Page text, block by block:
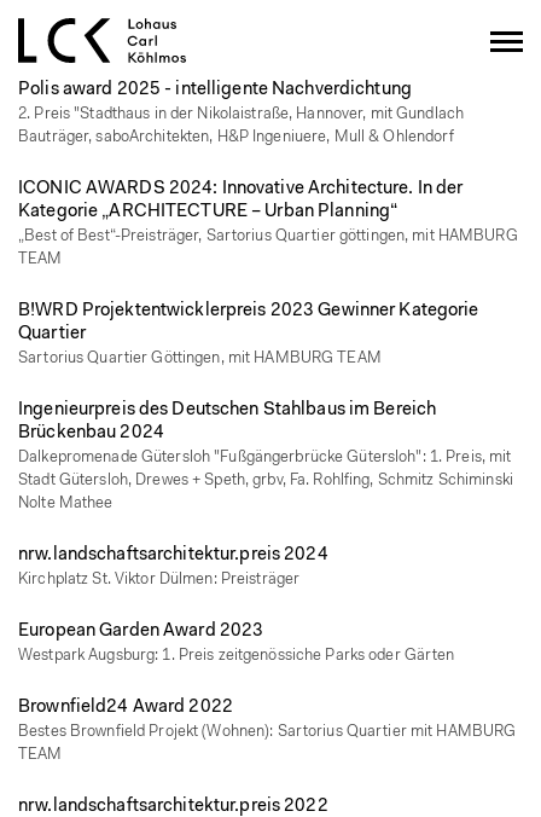
Polis award 2025 - intelligente Nachverdichtung
2. Preis "Stadthaus in der Nikolaistraße, Hannover, mit Gundlach
Bauträger, saboArchitekten, H&P Ingeniuere, Mull & Ohlendorf
ICONIC AWARDS 2024: Innova­tive Archi­tec­ture. In der
Kategorie „ARCHITECTURE – Urban Planning“
„Best of Best“-Preisträger, Sartorius Quartier göttingen, mit HAMBURG
TEAM
B!WRD Projekt­ent­wick­ler­preis 2023 Gewinner Kategorie
Quartier
Sartorius Quartier Göttingen, mit HAMBURG TEAM
Ingenieurpreis des Deutschen Stahlbaus im Bereich
Brückenbau 2024
Dalkepromenade Gütersloh "Fußgängerbrücke Gütersloh": 1. Preis, mit
Stadt Gütersloh, Drewes + Speth, grbv, Fa. Rohlfing, Schmitz Schiminski
Nolte Mathee
nrw.landschaftsarchitektur.preis 2024
Kirchplatz St. Viktor Dülmen: Preisträger
European Garden Award 2023
Westpark Augsburg: 1. Preis zeitgenössiche Parks oder Gärten
Brownfield24 Award 2022
Bestes Brownfield Projekt (Wohnen): Sartorius Quartier mit HAMBURG
TEAM
nrw.landschaftsarchitektur.preis 2022